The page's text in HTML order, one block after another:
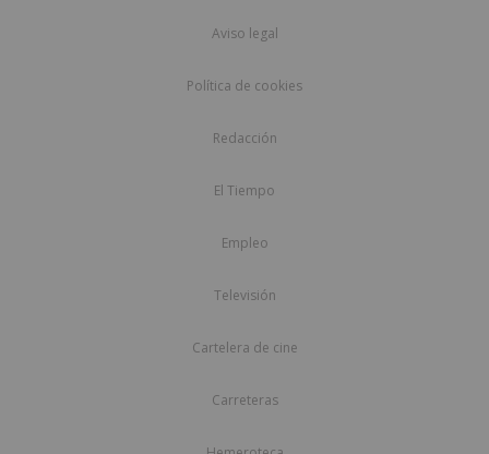
Aviso legal
Política de cookies
Redacción
El Tiempo
Empleo
Televisión
Cartelera de cine
Carreteras